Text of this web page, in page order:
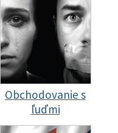
Obchodovanie s
ľuďmi